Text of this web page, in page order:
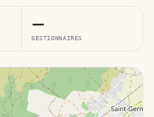
—
GESTIONNAIRES